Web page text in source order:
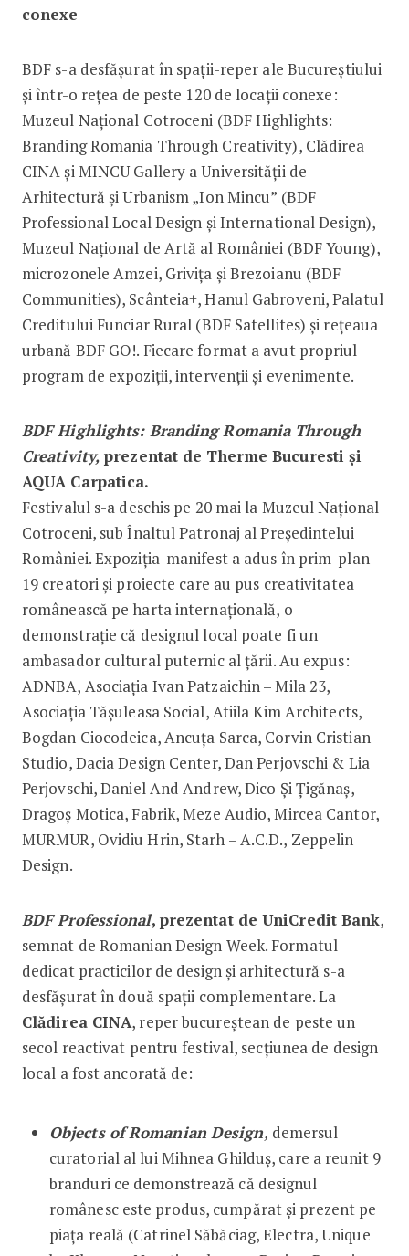
conexe
BDF s-a desfășurat în spații-reper ale Bucureștiului
și într-o rețea de peste 120 de locații conexe:
Muzeul Național Cotroceni (BDF Highlights:
Branding Romania Through Creativity), Clădirea
CINA și MINCU Gallery a Universității de
Arhitectură și Urbanism „Ion Mincu” (BDF
Professional Local Design și International Design),
Muzeul Național de Artă al României (BDF Young),
microzonele Amzei, Grivița și Brezoianu (BDF
Communities), Scânteia+, Hanul Gabroveni, Palatul
Creditului Funciar Rural (BDF Satellites) și rețeaua
urbană BDF GO!. Fiecare format a avut propriul
program de expoziții, intervenții și evenimente.
BDF Highlights: Branding Romania Through
Creativity, prezentat de Therme Bucuresti și
AQUA Carpatica.
Festivalul s-a deschis pe 20 mai la Muzeul Național
Cotroceni, sub Înaltul Patronaj al Președintelui
României. Expoziția-manifest a adus în prim-plan
19 creatori și proiecte care au pus creativitatea
românească pe harta internațională, o
demonstrație că designul local poate fi un
ambasador cultural puternic al țării. Au expus:
ADNBA, Asociația Ivan Patzaichin – Mila 23,
Asociația Tășuleasa Social, Atiila Kim Architects,
Bogdan Ciocodeica, Ancuța Sarca, Corvin Cristian
Studio, Dacia Design Center, Dan Perjovschi & Lia
Perjovschi, Daniel And Andrew, Dico Și Țigănaș,
Dragoș Motica, Fabrik, Meze Audio, Mircea Cantor,
MURMUR, Ovidiu Hrin, Starh – A.C.D., Zeppelin
Design.
BDF Professional, prezentat de UniCredit Bank,
semnat de Romanian Design Week. Formatul
dedicat practicilor de design și arhitectură s-a
desfășurat în două spații complementare. La
Clădirea CINA, reper bucureștean de peste un
secol reactivat pentru festival, secțiunea de design
local a fost ancorată de:
Objects of Romanian Design, demersul
curatorial al lui Mihnea Ghilduș, care a reunit 9
branduri ce demonstrează că designul
românesc este produs, cumpărat și prezent pe
piața reală (Catrinel Săbăciag, Electra, Unique